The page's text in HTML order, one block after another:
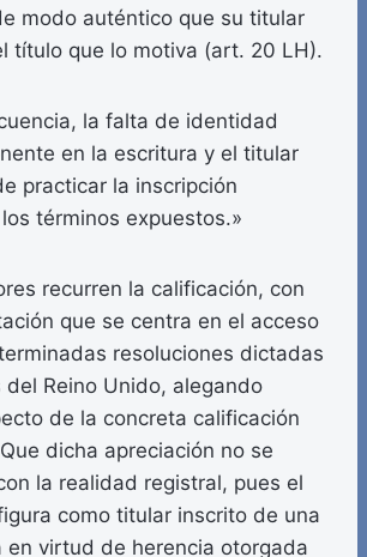
modo auténtico que su titular
título que lo motiva (art. 20 LH).
la falta de identidad
en la escritura y el titular
practicar la inscripción
términos expuestos.»
recurren la calificación, con
que se centra en el acceso
resoluciones dictadas
Reino Unido, alegando
de la concreta calificación
dicha apreciación no se
la realidad registral, pues el
como titular inscrito de una
en virtud de herencia otorgada